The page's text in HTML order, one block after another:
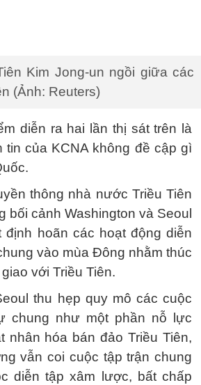
Kim Jong-un ngồi giữa các
(Ảnh: Reuters)
diễn ra hai lần thị sát trên là
tin của KCNA không đề cập gì
thông nhà nước Triều Tiên
bối cảnh Washington và Seoul
định hoãn các hoạt động diễn
vào mùa Đông nhằm thúc
với Triều Tiên.
thu hẹp quy mô các cuộc
chung như một phần nỗ lực
nhân hóa bán đảo Triều Tiên,
vẫn coi cuộc tập trận chung
diễn tập xâm lược, bất chấp